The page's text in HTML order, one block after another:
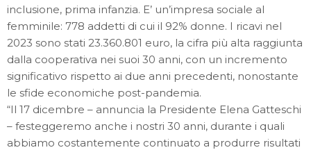
inclusione, prima infanzia. E’ un’impresa sociale al
femminile: 778 addetti di cui il 92% donne. I ricavi nel
2023 sono stati 23.360.801 euro, la cifra più alta raggiunta
dalla cooperativa nei suoi 30 anni, con un incremento
significativo rispetto ai due anni precedenti, nonostante
le sfide economiche post-pandemia.
“Il 17 dicembre – annuncia la Presidente Elena Gatteschi
– festeggeremo anche i nostri 30 anni, durante i quali
abbiamo costantemente continuato a produrre risultati